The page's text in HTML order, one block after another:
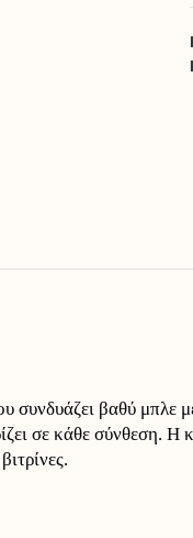
βαθύ
σε κάθε σύνθεση.